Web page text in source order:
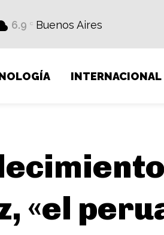
6.9 C Buenos Aires
INTERNACIONAL
«el